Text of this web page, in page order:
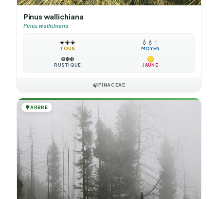
Pinus wallichiana
Pinus wallichiana
☀️☀️☀️
TOUS
💧 💧 💧
MOYEN
❄️❄️❄️
RUSTIQUE JAUNE
🍃PINACEAE
🌳ARBRE